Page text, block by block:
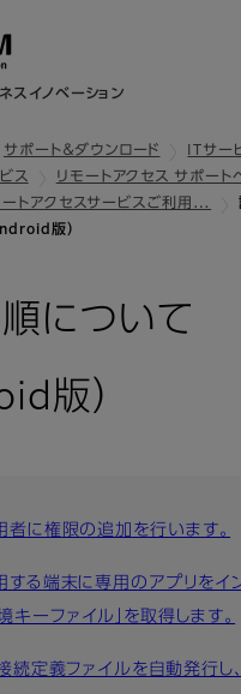
スイノベーション
サポート＆ダウンロード
ITサー
ス
リモートアクセス サポート
トアクセスサービスご利用…
版）
について
版）
に権限の追加を行います。
る端末に専用のアプリをイ
キーファイル」を取得します。
定義ファイルを自動発行し